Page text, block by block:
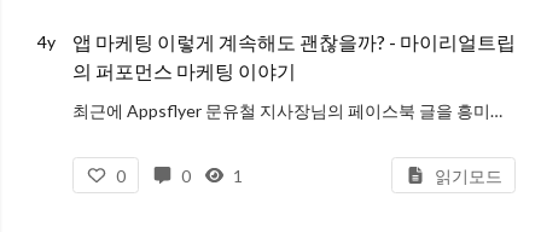
4y
앱 마케팅 이렇게 계속해도 괜찮을까? - 마이리얼트립
의 퍼포먼스 마케팅 이야기
최근에 Appsflyer 문유철 지사장님의 페이스북 글을 흥미롭게 읽었습니다. 마이리얼트립에서도 작년부터 퍼포먼스 마케팅에서의 데이터 수집과 정합성에 대한 이슈 때문에 이런저런 고민과 시행착오를 반복하고 있는데, 아직까지 완벽한
0 0 1 읽기모드